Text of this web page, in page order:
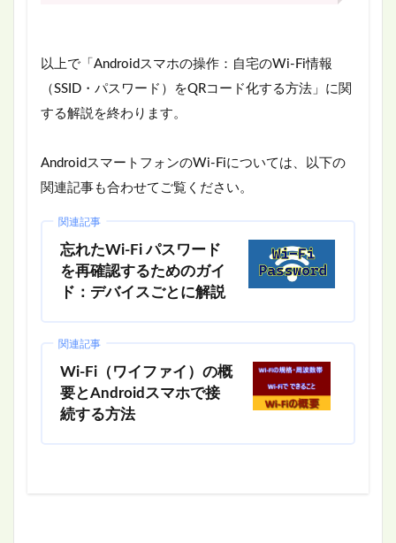
以上で「Androidスマホの操作：自宅のWi-Fi情報
（SSID・パスワード）をQRコード化する方法」に関
する解説を終わります。
AndroidスマートフォンのWi-Fiについては、以下の
関連記事も合わせてご覧ください。
関連記事
忘れたWi-Fi パスワード
を再確認するためのガイ
ド：デバイスごとに解説
関連記事
Wi-Fi（ワイファイ）の概
要とAndroidスマホで接
続する方法